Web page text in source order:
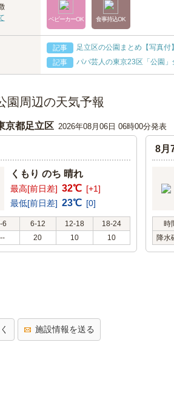
ベビーカーOK 食事持込OK
記事
足立区の公園まとめ【写真
記事
パパ芸人の東京23区「公園」
園周辺の天気予報
京都足立区 2026年08月06日 06時00分発表
くもり のち 晴れ
最高[前日差] 32℃ [+1]
最低[前日差] 23℃ [0]
6 6-12 12-18
18-24
20 10 10
8月
時
降水
施設情報を送る